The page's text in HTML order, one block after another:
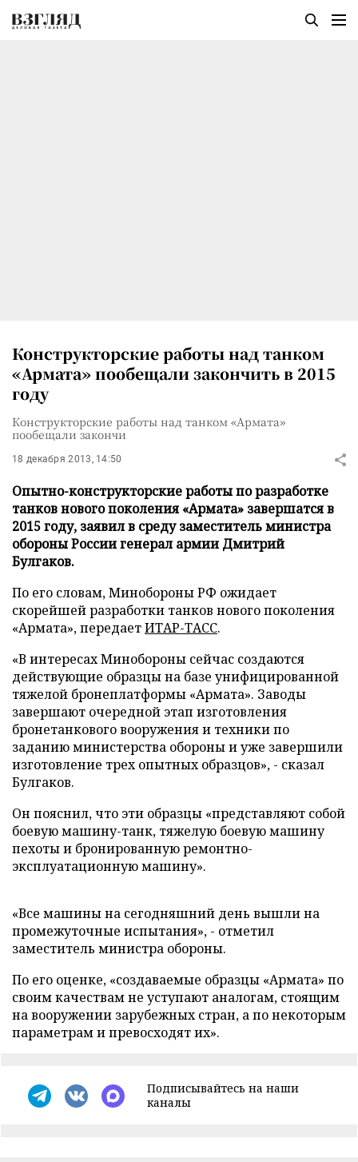
Конструкторские работы над танком
«Армата» пообещали закончить в 2015
году
Конструкторские работы над танком «Армата»
пообещали закончи
18 декабря 2013, 14:50
Опытно-конструкторские работы по разработке
танков нового поколения «Армата» завершатся в
2015 году, заявил в среду заместитель министра
обороны России генерал армии Дмитрий
Булгаков.
По его словам, Минобороны РФ ожидает
скорейшей разработки танков нового поколения
«Армата», передаетИТАР-ТАСС.
«В интересах Минобороны сейчас создаются
действующие образцы на базе унифицированной
тяжелой бронеплатформы «Армата». Заводы
завершают очередной этап изготовления
бронетанкового вооружения и техники по
заданию министерства обороны и уже завершили
изготовление трех опытных образцов», - сказал
Булгаков.
Он пояснил, что эти образцы «представляют собой
боевую машину-танк, тяжелую боевую машину
пехоты и бронированную ремонтно-
эксплуатационную машину».
«Все машины на сегодняшний день вышли на
промежуточные испытания», - отметил
заместитель министра обороны.
По его оценке, «создаваемые образцы «Армата» по
своим качествам не уступают аналогам, стоящим
на вооружении зарубежных стран, а по некоторым
параметрам и превосходят их».
Подписывайтесь на наши
каналы